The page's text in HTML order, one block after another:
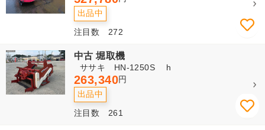
出品中
注目数 272
中古 堀取機
ササキ HN-1250S h
263,340円
出品中
注目数 261